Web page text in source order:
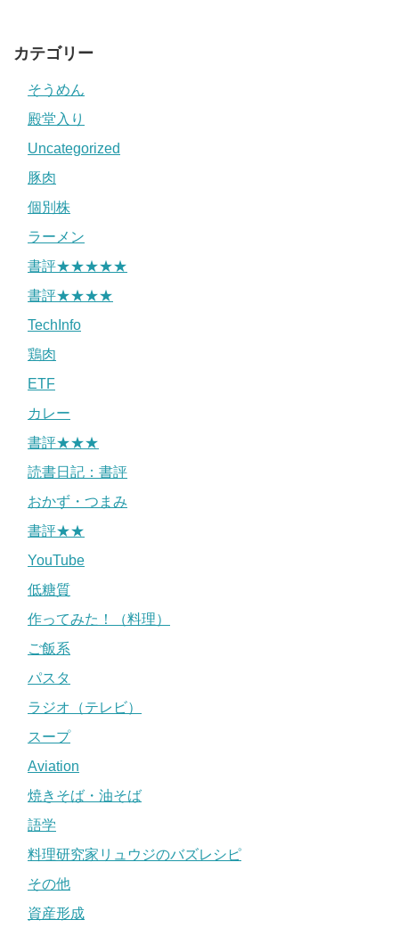
カテゴリー
そうめん
殿堂入り
Uncategorized
豚肉
個別株
ラーメン
書評★★★★★
書評★★★★
TechInfo
鶏肉
ETF
カレー
書評★★★
読書日記：書評
おかず・つまみ
書評★★
YouTube
低糖質
作ってみた！（料理）
ご飯系
パスタ
ラジオ（テレビ）
スープ
Aviation
焼きそば・油そば
語学
料理研究家リュウジのバズレシピ
その他
資産形成